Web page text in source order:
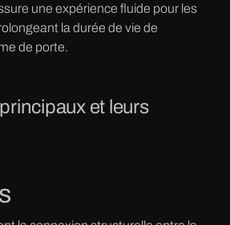
une expérience fluide pour les
la durée de vie de
de porte.
et leurs